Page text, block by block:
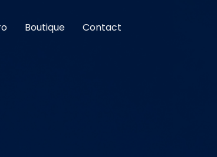
Boutique Contact